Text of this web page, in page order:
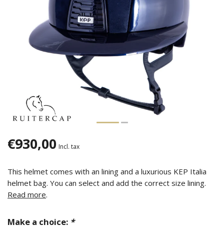
€930,00 Incl. tax
This helmet comes with an lining and a luxurious KEP Italia
helmet bag. You can select and add the correct size lining.
Read more.
Make a choice: *